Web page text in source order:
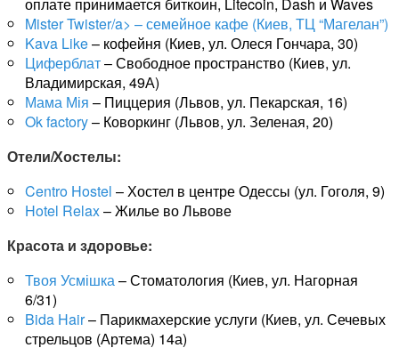
оплате принимается биткоин, Litecoin, Dash и Waves
Mister Twister/a> – семейное кафе (Киев, ТЦ “Магелан”)
Kava Like– кофейня (Киев, ул. Олеся Гончара, 30)
Циферблат– Свободное пространство (Киев, ул.
Владимирская, 49А)
Мама Мія – Пиццерия (Львов, ул. Пекарская, 16)
Ok factory– Коворкинг (Львов, ул. Зеленая, 20)
Отели/Хостелы:
Centro Hostel – Хостел в центре Одессы (ул. Гоголя, 9)
Hotel Relax– Жилье во Львове
Красота и здоровье:
Твоя Усмішка– Стоматология (Киев, ул. Нагорная
6/31)
Bida Hair– Парикмахерские услуги (Киев, ул. Сечевых
стрельцов (Артема) 14а)